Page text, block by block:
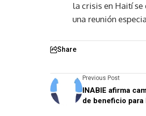
la crisis en Haití
una reunión
Share
Previous Post
INABIE afirma
de beneficio